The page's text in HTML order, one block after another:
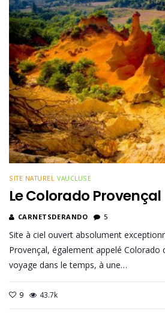
SITE NATUREL VAUCLUSE
Le Colorado Provençal
CARNETSDERANDO 5
Site à ciel ouvert absolument
Provençal, également appelé Colorado
voyage dans le temps, à une…
9 43.7k